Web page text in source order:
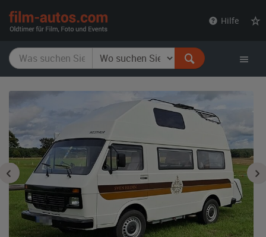
Hilfe